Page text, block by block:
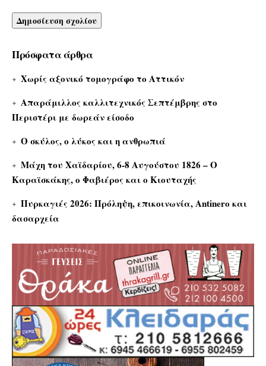
Πρόσφατα άρθρα
Χωρίς αξονικό τομογράφο το Αττικόν
Απαράμιλλος καλλιτεχνικός Σεπτέμβρης στο
Περιστέρι με δωρεάν είσοδο
Ο σκύλος, ο λύκος και η ανθρωπιά
Μάχη του Χαϊδαρίου, 6-8 Αυγούστου 1826 – Ο
Καραϊσκάκης, ο Φαβιέρος και ο Κιουταχής
Πυρκαγιές 2026: Πρόληψη, επικοινωνία, Antinero και
δασαρχεία